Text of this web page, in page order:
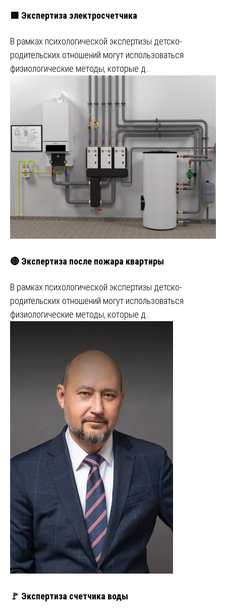
🟥 Экспертиза электросчетчика
В рамках психологической экспертизы детско-
родительских отношений могут использоваться
физиологические методы, которые д…
🔴 Экспертиза после пожара квартиры
В рамках психологической экспертизы детско-
родительских отношений могут использоваться
физиологические методы, которые д…
🚩 Экспертиза счетчика воды